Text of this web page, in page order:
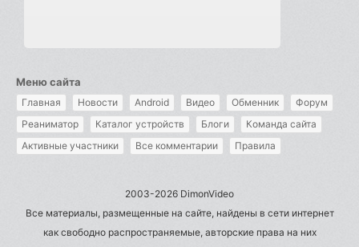
Меню сайта
Главная Новости Android Видео Обменник
Форум
Реаниматор
Каталог устройств Блоги
Команда сайта
Активные участники
Все комментарии Правила
2003-2026 DimonVideo
Все материалы, размещенные на сайте, найдены в сети интернет
как свободно распространяемые, авторские права на них